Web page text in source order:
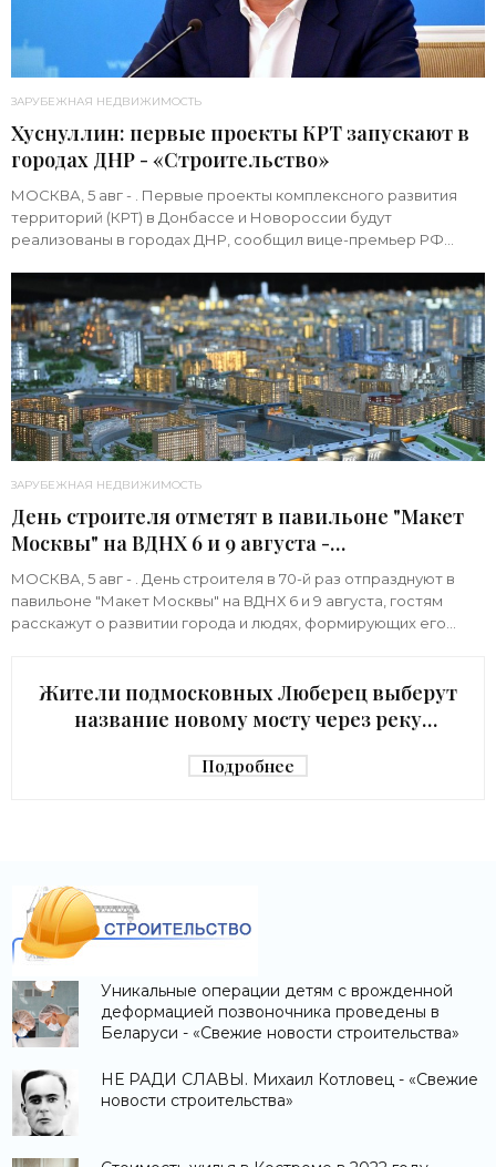
ЗАРУБЕЖНАЯ НЕДВИЖИМОСТЬ
Хуснуллин: первые проекты КРТ запускают в
городах ДНР - «Строительство»
МОСКВА, 5 авг - . Первые проекты комплексного развития
территорий (КРТ) в Донбассе и Новороссии будут
реализованы в городах ДНР, сообщил вице-премьер РФ
ЗАРУБЕЖНАЯ НЕДВИЖИМОСТЬ
День строителя отметят в павильоне "Макет
Москвы" на ВДНХ 6 и 9 августа -
«Строительство»
МОСКВА, 5 авг - . День строителя в 70-й раз отпразднуют в
павильоне "Макет Москвы" на ВДНХ 6 и 9 августа, гостям
расскажут о развитии города и людях, формирующих его
Жители подмосковных Люберец выберут
название новому мосту через реку
Подробнее
Уникальные операции детям с врожденной
деформацией позвоночника проведены в
Беларуси - «Свежие новости строительства»
НЕ РАДИ СЛАВЫ. Михаил Котловец - «Свежие
новости строительства»